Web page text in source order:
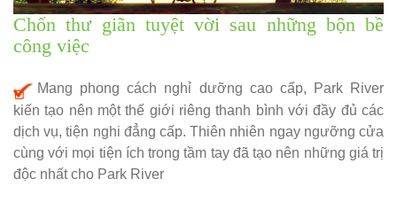
Chốn thư giãn tuyệt vời sau những bộn bề
công việc
Mang phong cách nghỉ dưỡng cao cấp, Park River
kiến tạo nên một thế giới riêng thanh bình với đầy đủ các
dịch vụ, tiện nghi đẳng cấp. Thiên nhiên ngay ngưỡng cửa
cùng với mọi tiện ích trong tầm tay đã tạo nên những giá trị
độc nhất cho Park River